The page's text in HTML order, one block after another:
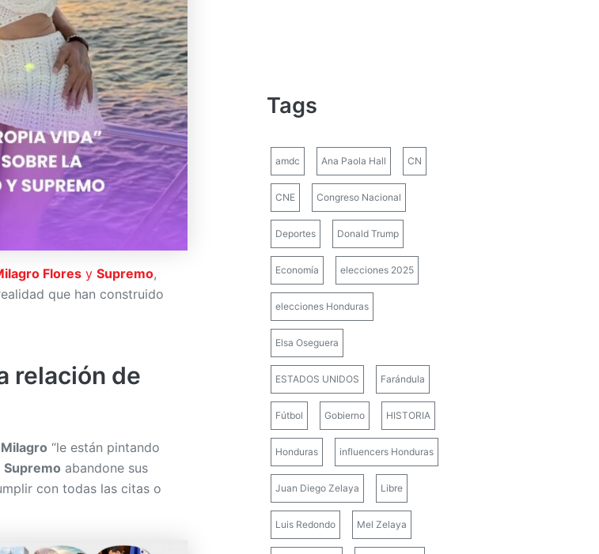
Flores y Supremo,
que han construido
relación de
Milagro “le están pintando
Supremo abandone sus
con todas las citas o
Tags
amdc Ana Paola Hall CN
CNE Congreso Nacional
Deportes Donald Trump
Economía elecciones 2025
elecciones Honduras
Elsa Oseguera
ESTADOS UNIDOS Farándula
Fútbol Gobierno HISTORIA
Honduras influencers Honduras
Juan Diego Zelaya Libre
Luis Redondo Mel Zelaya